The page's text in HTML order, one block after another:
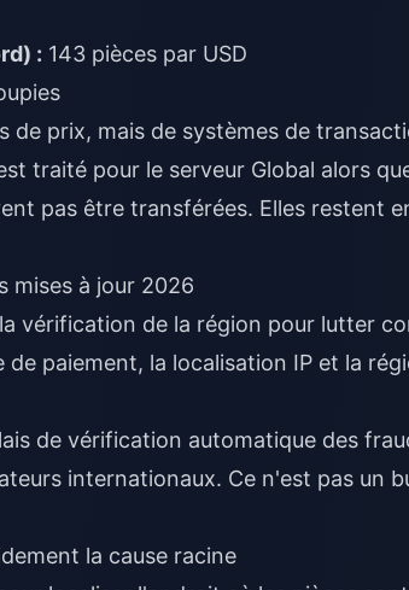
: 143 pièces par USD
de prix, mais de systèmes de
traité pour le serveur Global alors
pas être transférées. Elles restent
mises à jour 2026
vérification de la région pour lutter
paiement, la localisation IP et la
de vérification automatique des
internationaux. Ce n'est pas un
la cause racine